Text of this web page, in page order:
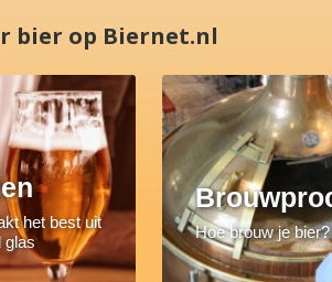
bier op Biernet.nl
het best uit
glas
Hoe brouw je bier?